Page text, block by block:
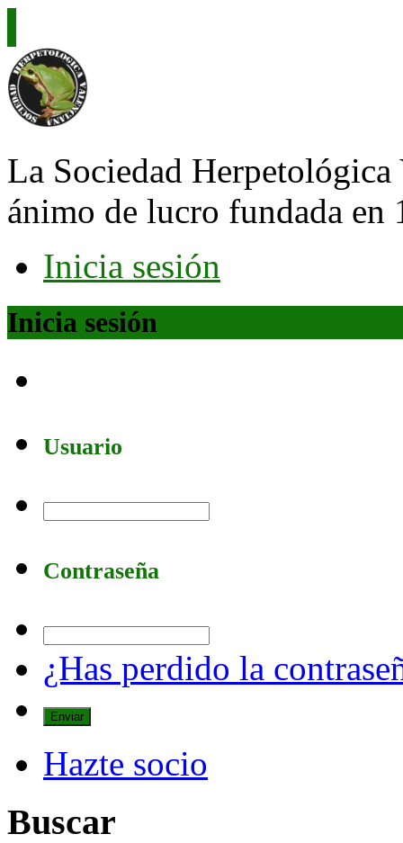
La Sociedad Herpetológica
ánimo de lucro fundada en
Inicia sesión
Inicia sesión
Usuario
Contraseña
¿Has perdido la
Hazte socio
Buscar